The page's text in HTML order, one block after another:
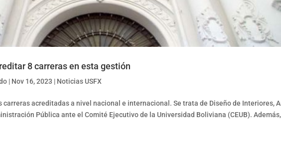
8 carreras en esta gestión
| Nov 16, 2023 | Noticias USFX
carreras acreditadas a nivel nacional e internacional. Se trata de Diseño de Interiores,
Pública ante el Comité Ejecutivo de la Universidad Boliviana (CEUB).